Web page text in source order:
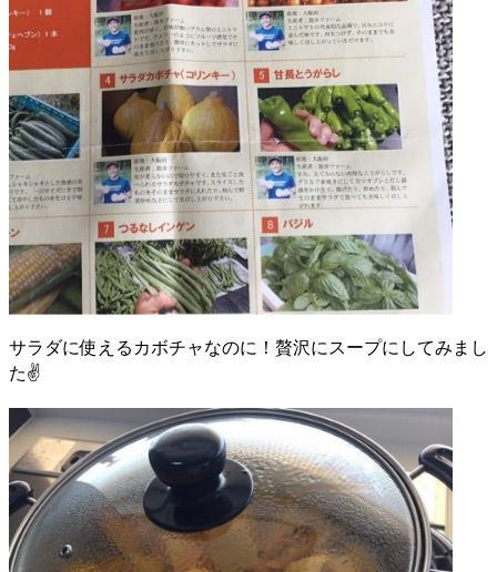
サラダに使えるカボチャなのに！贅沢にスープにしてみまし
た✌️